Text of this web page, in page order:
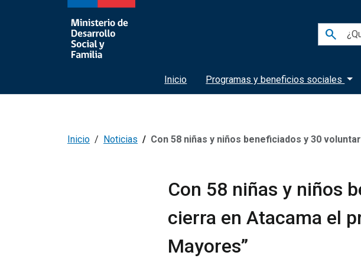
search
Inicio Programas y beneficios sociales
Inicio Noticias Con 58 niñas y niños beneficiados y 30 voluntarios cierra en Atacama
Con 58 niñas y niños
cierra en Atacama el
Mayores”